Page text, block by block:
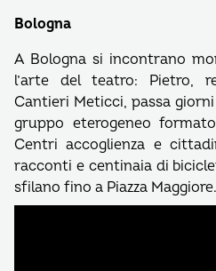
Bologna
A Bologna si incontrano
l’arte del teatro: Pietro,
Cantieri Meticci, passa
gruppo eterogeneo
Centri accoglienza e
racconti e centinaia di
sfilano fino a Piazza Maggiore.